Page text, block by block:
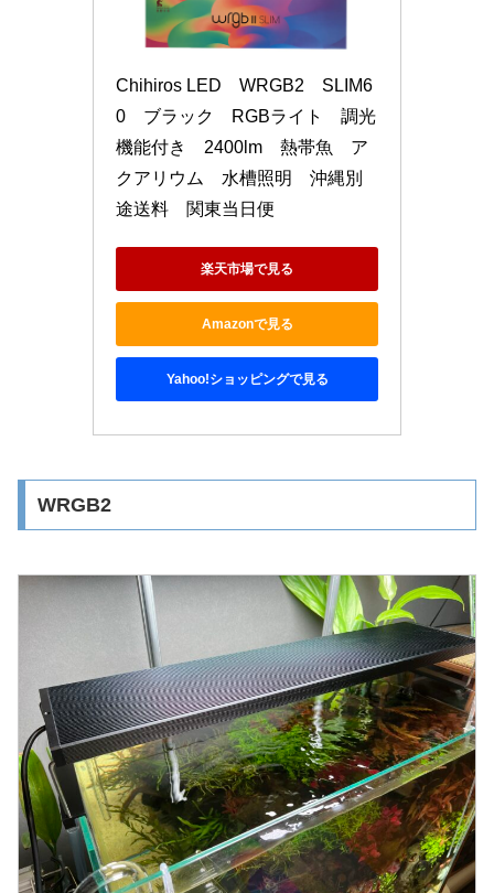
Chihiros LED　WRGB2　SLIM6
0　ブラック　RGBライト　調光
機能付き　2400lm　熱帯魚　ア
クアリウム　水槽照明　沖縄別
途送料　関東当日便
楽天市場で見る
Amazonで見る
Yahoo!ショッピングで見る
WRGB2